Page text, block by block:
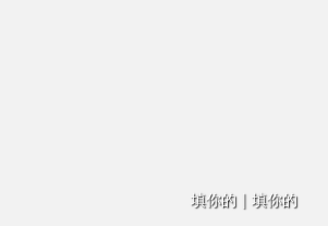
填你的 | 填你的